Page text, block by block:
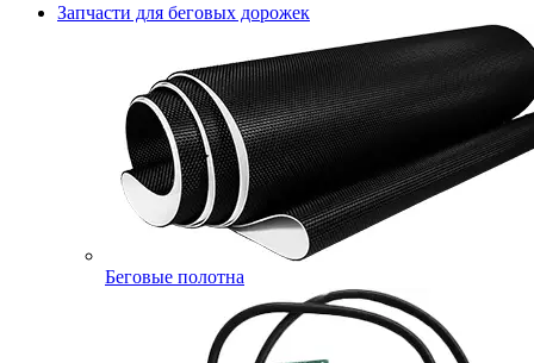
Запчасти для беговых дорожек
Беговые полотна